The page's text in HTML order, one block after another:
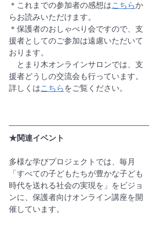
＊これまでの参加者の感想はこちらか
らお読みいただけます。
＊保護者のおしゃべり会ですので、支
援者としてのご参加は遠慮いただいて
おります。
とまり木オンラインサロンでは、支
援者どうしの交流会も行っています。
詳しくはこちら をご覧ください。
★関連イベント
多様な学びプロジェクトでは、毎月
「すべての子どもたちが豊かな子ども
時代を送れる社会の実現を」をビジョ
ンに、保護者向けオンライン講座を開
催しています。